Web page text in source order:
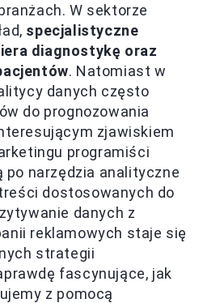
W sektorze
specjalistyczne
diagnostykę oraz
. Natomiast w
danych często
do prognozowania
zjawiskiem
programiści
narzędzia analityczne
dostosowanych do
danych z
reklamowych staje się
strategii
fascynujące, jak
z pomocą